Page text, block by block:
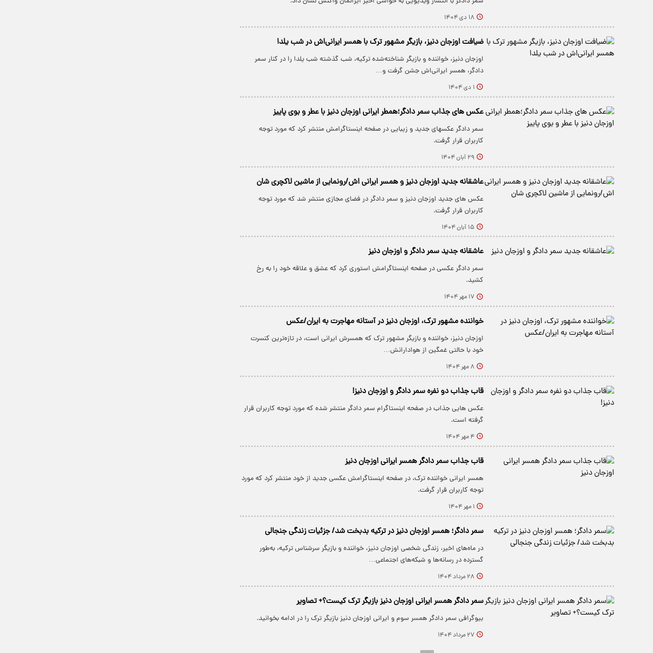
۱۸ دی ۱۴۰۴
ضیافت اوزجان دنیز، بازیگر مشهور ترک با همسر ایرانی‌اش در شب یلدا
اوزجان دنیز، خواننده و بازیگر شناخته‌شده ترکیه، شب گذشته شب یلدا را در کنار سمر
دادگر، همسر ایرانی‌اش جشن گرفت و…
۱ دی ۱۴۰۴
عکس های جذاب سمر دادگر؛همطر ایرانی اوزجان دنیز با عطر و بوی پاییز
سمر دادگر عکسهای جدید و زیبایی در صفحه اینستاگرامش منتشر کرد که مورد توجه
کاربران قرار گرفت.
۲۹ آبان ۱۴۰۴
عاشقانه جدید اوزجان دنیز و همسر ایرانی اش/رونمایی از ماشین لاکچری شان
عکس های جدید اوزجان دنیز و سمر دادگر در فضای مجازی منتشر شد که مورد توجه
کاربران قرار گرفت.
۱۵ آبان ۱۴۰۴
عاشقانه جدید سمر دادگر و اوزجان دنیز
سمر دادگر عکسی در صفحه اینستاگرامش استوری کرد که عشق و علاقه خود را به رخ
کشید.
۱۷ مهر ۱۴۰۴
خواننده مشهور ترک، اوزجان دنیز در آستانه مهاجرت به ایران/عکس
اوزجان دنیز، خواننده و بازیگر مشهور ترک که همسرش ایرانی است، در تازه‌ترین کنسرت
خود با حالتی غمگین از هوادارانش…
۸ مهر ۱۴۰۴
قاب جذاب دو نفره سمر دادگر و اوزجان دنیز!
عکس هایی جذاب در صفحه اینستاگرام سمر دادگر منتشر شده که مورد توجه کاربران قرار
گرفته است.
۴ مهر ۱۴۰۴
قاب جذاب سمر دادگر همسر ایرانی اوزجان دنیز
همسر ایرانی خواننده ترک، در صفحه اینستاگرامش عکسی جدید از خود منتشر کرد که مورد
توجه کاربران قرار گرفت.
۱ مهر ۱۴۰۴
سمر دادگر؛ همسر اوزجان دنیز در ترکیه بدبخت شد/ جزئیات زندگی جنجالی
در ماه‌های اخیر، زندگی شخصی اوزجان دنیز، خواننده و بازیگر سرشناس ترکیه، به‌طور
گسترده در رسانه‌ها و شبکه‌های اجتماعی…
۲۸ مرداد ۱۴۰۴
سمر دادگر همسر ایرانی اوزجان دنیز بازیگر ترک کیست؟+ تصاویر
بیوگرافی سمر دادگر همسر سوم و ایرانی اوزجان دنیز بازیگر ترک را در ادامه بخوانید.
۲۷ مرداد ۱۴۰۴